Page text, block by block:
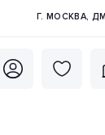
Г. МОСКВА,